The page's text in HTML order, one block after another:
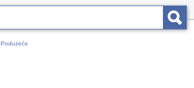
Poduzeće